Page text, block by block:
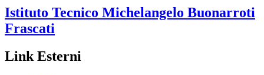
Istituto Tecnico Michelangelo Buonarroti
Frascati
Link Esterni